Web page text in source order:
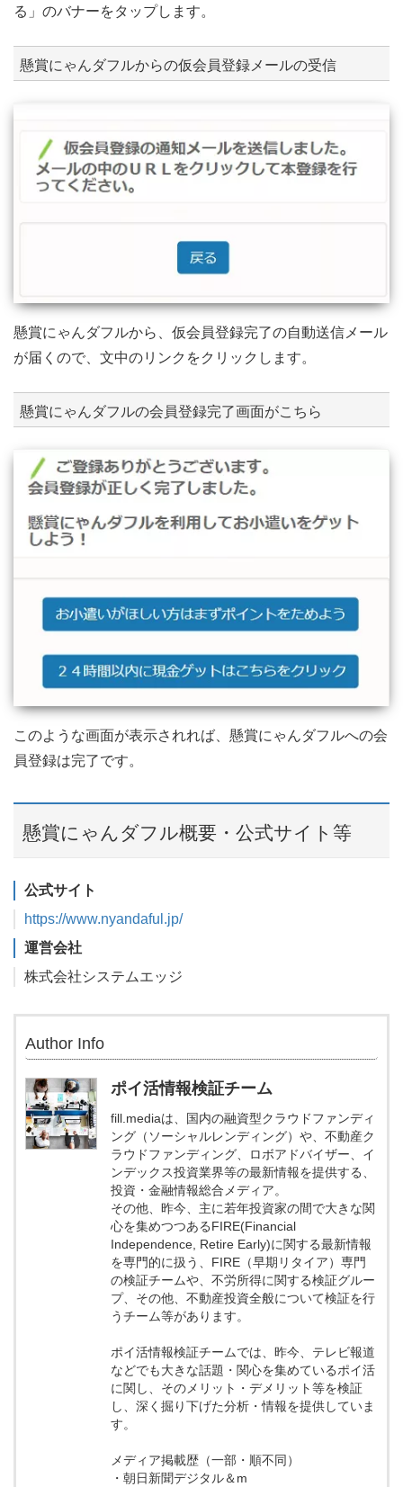
る」のバナーをタップします。
懸賞にゃんダフルからの仮会員登録メールの受信
懸賞にゃんダフルから、仮会員登録完了の自動送信メール
が届くので、文中のリンクをクリックします。
懸賞にゃんダフルの会員登録完了画面がこちら
このような画面が表示されれば、懸賞にゃんダフルへの会
員登録は完了です。
懸賞にゃんダフル概要・公式サイト等
公式サイト
https://www.nyandaful.jp/
運営会社
株式会社システムエッジ
Author Info
ポイ活情報検証チーム
fill.mediaは、国内の融資型クラウドファンディ
ング（ソーシャルレンディング）や、不動産ク
ラウドファンディング、ロボアドバイザー、イ
ンデックス投資業界等の最新情報を提供する、
投資・金融情報総合メディア。
その他、昨今、主に若年投資家の間で大きな関
心を集めつつあるFIRE(Financial
Independence, Retire Early)に関する最新情報
を専門的に扱う、FIRE（早期リタイア）専門
の検証チームや、不労所得に関する検証グルー
プ、その他、不動産投資全般について検証を行
うチーム等があります。
ポイ活情報検証チームでは、昨今、テレビ報道
などでも大きな話題・関心を集めているポイ活
に関し、そのメリット・デメリット等を検証
し、深く掘り下げた分析・情報を提供していま
す。
メディア掲載歴（一部・順不同）
・朝日新聞デジタル＆m